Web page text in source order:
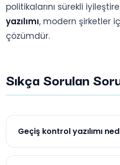
politikalarını sürekli
yazılımı, modern şirketler
çözümdür.
Sıkça Sorulan
Geçiş kontrol yazılımı
Geçiş kontrol yazılımı,